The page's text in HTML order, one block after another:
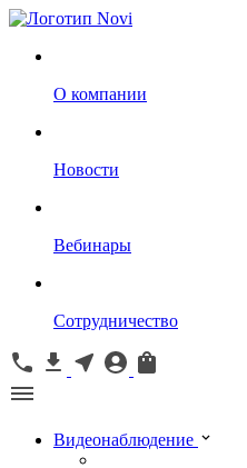
О компании
Новости
Вебинары
Сотрудничество
Видеонаблюдение